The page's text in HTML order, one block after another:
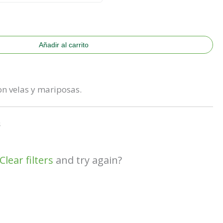
Añadir al carrito
velas y mariposas.
Clear filters and try again?